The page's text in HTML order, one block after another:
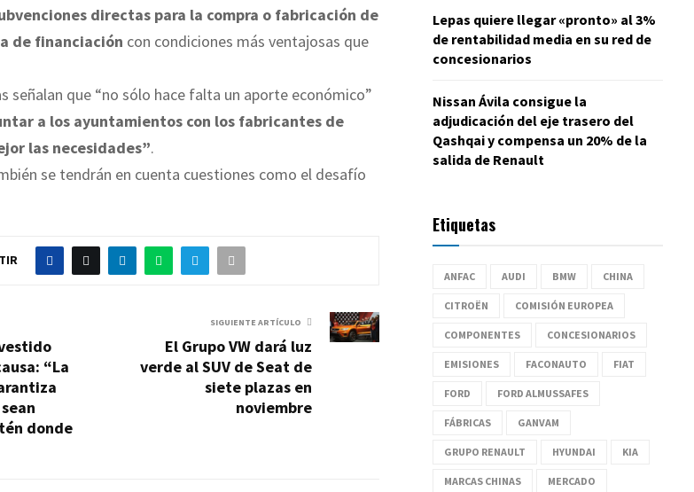
directas para la compra o fabricación de
de financiación con condiciones más ventajosas que
señalan que “no sólo hace falta un aporte económico”
a los ayuntamientos con los fabricantes de
las necesidades”.
se tendrán en cuenta cuestiones como el desafío
“La
donde
SIGUIENTE ARTÍCULO
El Grupo VW dará luz
verde al SUV de Seat de
siete plazas en
noviembre
Lepas quiere llegar «pronto» al 3%
de rentabilidad media en su red de
concesionarios
Nissan Ávila consigue la
adjudicación del eje trasero del
Qashqai y compensa un 20% de la
salida de Renault
Etiquetas
ANFAC AUDI BMW CHINA
CITROËN COMISIÓN EUROPEA
COMPONENTES CONCESIONARIOS
EMISIONES FACONAUTO FIAT
FORD FORD ALMUSSAFES
FÁBRICAS GANVAM
GRUPO RENAULT HYUNDAI KIA
MARCAS CHINAS MERCADO